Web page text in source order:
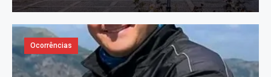
Ocorrências